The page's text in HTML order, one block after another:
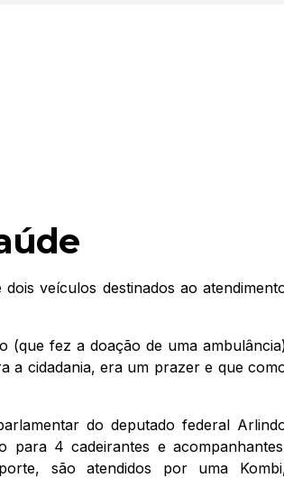
veículos destinados ao
(que fez a doação de uma
a cidadania, era um prazer e que
do deputado federal
para 4 cadeirantes e
são atendidos por uma